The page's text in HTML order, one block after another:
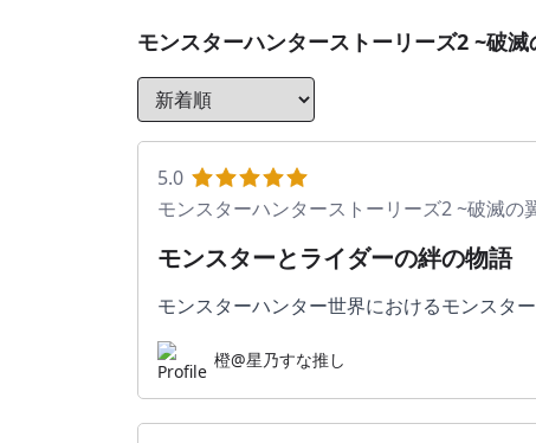
モンスターハンターストーリーズ2 ~破滅
5.0
モンスターハンターストーリーズ2 ~破滅の
モンスターとライダーの絆の物語
モンスターハンター世界におけるモンスタ
橙@星乃すな推し